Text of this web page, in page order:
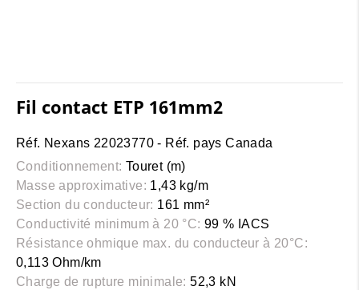
Fil contact ETP 161mm2
Réf. Nexans 22023770 - Réf. pays Canada
Conditionnement: Touret (m)
Masse approximative: 1,43 kg/m
Section du conducteur: 161 mm²
Conductivité minimum à 20 °C: 99 % IACS
Résistance ohmique max. du conducteur à 20°C:
0,113 Ohm/km
Charge de rupture minimale: 52,3 kN